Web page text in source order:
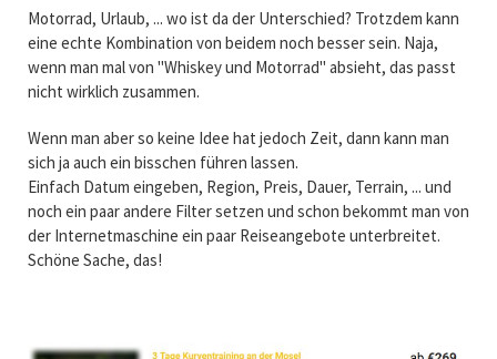
Motorrad, Urlaub, ... wo ist da der Unterschied? Trotzdem kann
eine echte Kombination von beidem noch besser sein. Naja,
wenn man mal von "Whiskey und Motorrad" absieht, das passt
nicht wirklich zusammen.
Wenn man aber so keine Idee hat jedoch Zeit, dann kann man
sich ja auch ein bisschen führen lassen.
Einfach Datum eingeben, Region, Preis, Dauer, Terrain, ... und
noch ein paar andere Filter setzen und schon bekommt man von
der Internetmaschine ein paar Reiseangebote unterbreitet.
Schöne Sache, das!